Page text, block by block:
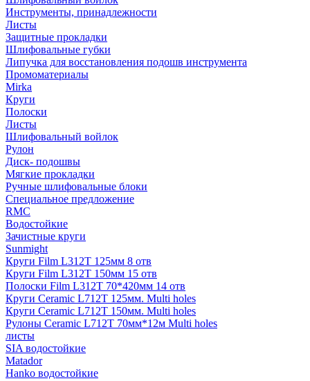
Инструменты, принадлежности
Листы
Защитные прокладки
Шлифовальные губки
Липучка для восстановления подошв инструмента
Промоматериалы
Mirka
Круги
Полоски
Листы
Шлифовальный войлок
Рулон
Диск- подошвы
Мягкие прокладки
Ручные шлифовальные блоки
Специальное предложение
RMC
Водостойкие
Зачистные круги
Sunmight
Круги Film L312T 125мм 8 отв
Круги Film L312T 150мм 15 отв
Полоски Film L312T 70*420мм 14 отв
Круги Ceramic L712T 125мм. Multi holes
Круги Ceramic L712T 150мм. Multi holes
Рулоны Ceramic L712T 70мм*12м Multi holes
листы
SIA водостойкие
Matador
Hanko водостойкие